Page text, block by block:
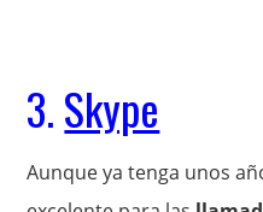
3.Skype
Aunque ya tenga unos